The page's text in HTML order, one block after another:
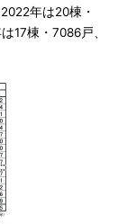
年は20棟・
17棟・7086戸、